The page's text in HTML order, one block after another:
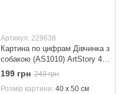
Артикул: 229638
Картина по цифрам Дівчинка з
собакою (AS1010) ArtStory 40
х 50 см
199 грн 249 грн
Розмір картини 40 х 50 см